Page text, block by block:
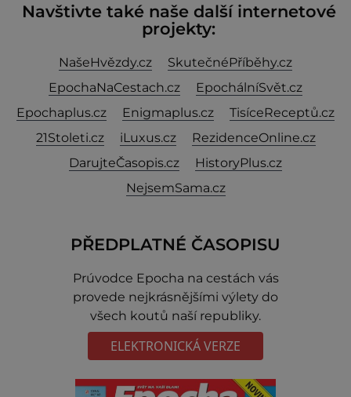
Navštivte také naše další internetové
projekty:
NašeHvězdy.cz
SkutečnéPříběhy.cz
EpochaNaCestach.cz
EpochálníSvět.cz
Epochaplus.cz
Enigmaplus.cz
TisíceReceptů.cz
21Stoleti.cz
iLuxus.cz
RezidenceOnline.cz
DarujteČasopis.cz
HistoryPlus.cz
NejsemSama.cz
PŘEDPLATNÉ ČASOPISU
Prúvodce Epocha na cestách vás
provede nejkrásnějšími výlety do
všech koutů naší republiky.
ELEKTRONICKÁ VERZE